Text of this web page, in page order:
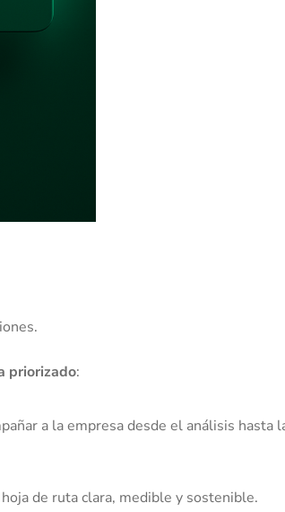
priorizado:
a la empresa desde el análisis hasta
de ruta clara, medible y sostenible.